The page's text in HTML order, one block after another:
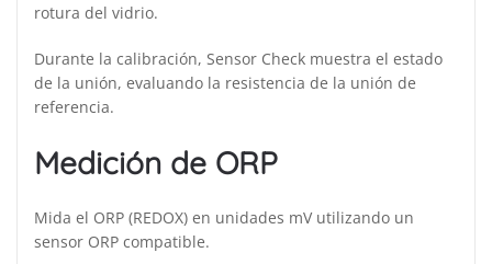
rotura del vidrio.
Durante la calibración, Sensor Check muestra el estado
de la unión, evaluando la resistencia de la unión de
referencia.
Medición de ORP
Mida el ORP (REDOX) en unidades mV utilizando un
sensor ORP compatible.